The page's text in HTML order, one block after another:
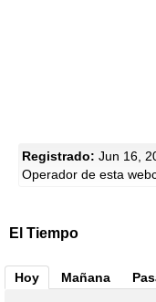
Registrado: Jun 16,
Operador de esta
El Tiempo
Hoy Mañana